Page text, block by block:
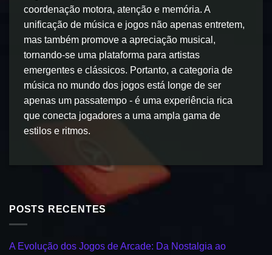
coordenação motora, atenção e memória. A
unificação de música e jogos não apenas entretem,
mas também promove a apreciação musical,
tornando-se uma plataforma para artistas
emergentes e clássicos. Portanto, a categoria de
música no mundo dos jogos está longe de ser
apenas um passatempo - é uma experiência rica
que conecta jogadores a uma ampla gama de
estilos e ritmos.
POSTS RECENTES
A Evolução dos Jogos de Arcade: Da Nostalgia ao